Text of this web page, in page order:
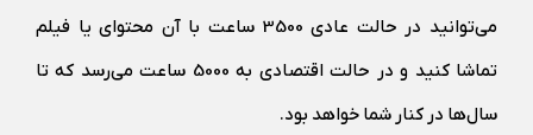
می‌توانید در حالت عادی 3500 ساعت با آن محتوای یا فیلم
تماشا کنید و در حالت اقتصادی به 5000 ساعت می‌رسد که تا
سال‌ها در کنار شما خواهد بود.